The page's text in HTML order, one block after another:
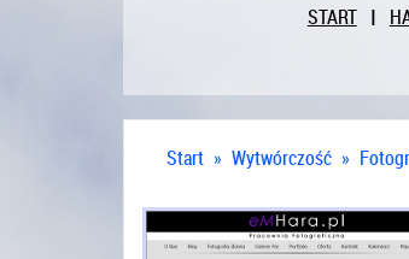
START
Start » Wytwórczość »